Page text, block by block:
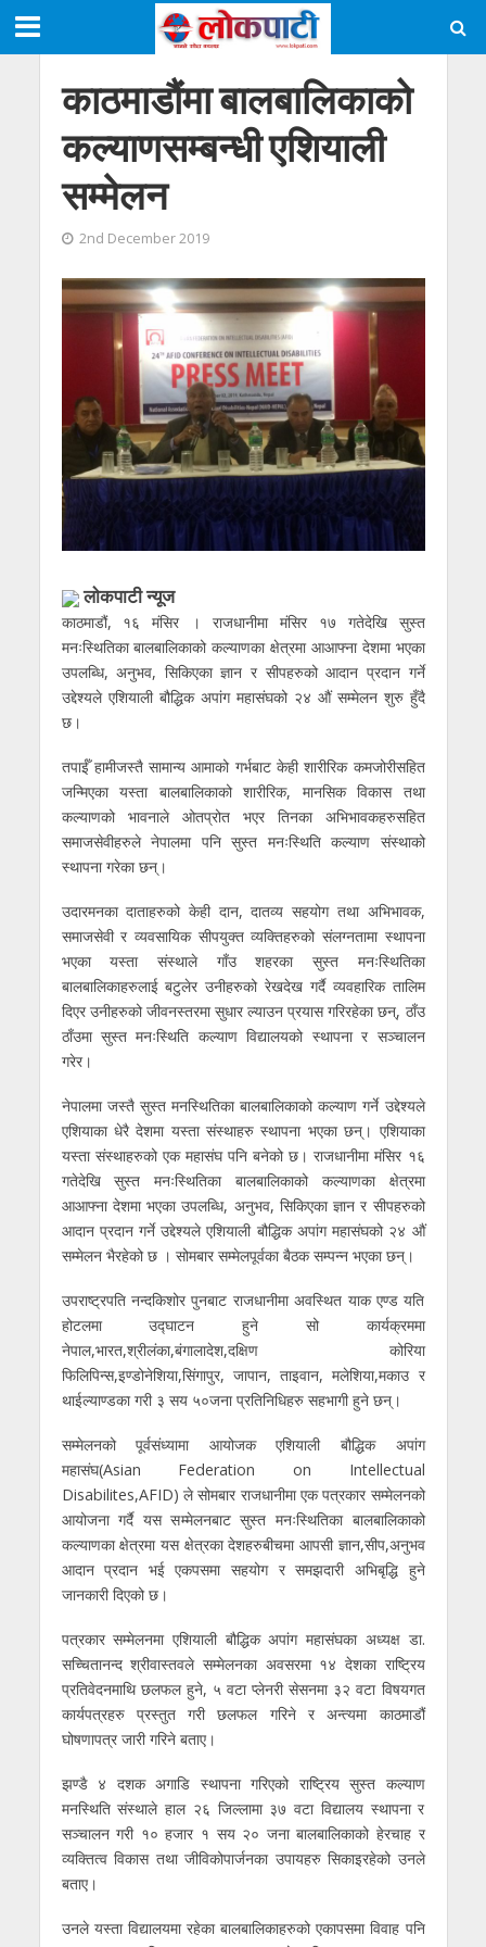
काठमाडौंमा बालबालिकाको
कल्याणसम्बन्धी एशियाली
सम्मेलन
2nd December 2019
लाेकपाटी न्यूज
काठमाडौं, १६ मंसिर । राजधानीमा मंसिर १७ गतेदेखि सुस्त
मनःस्थितिका बालबालिकाको कल्याणका क्षेत्रमा आआफ्ना देशमा भएका
उपलब्धि, अनुभव, सिकिएका ज्ञान र सीपहरुको आदान प्रदान गर्ने
उद्देश्यले एशियाली बौद्धिक अपांग महासंघको २४ औं सम्मेलन शुरु हुँदै
छ।
तपाईँ हामीजस्तै सामान्य आमाको गर्भबाट केही शारीरिक कमजोरीसहित
जन्मिएका यस्ता बालबालिकाको शारीरिक, मानसिक विकास तथा
कल्याणको भावनाले ओतप्रोत भएर तिनका अभिभावकहरुसहित
समाजसेवीहरुले नेपालमा पनि सुस्त मनःस्थिति कल्याण संस्थाको
स्थापना गरेका छन्।
उदारमनका दाताहरुको केही दान, दातव्य सहयोग तथा अभिभावक,
समाजसेवी र व्यवसायिक सीपयुक्त व्यक्तिहरुको संलग्नतामा स्थापना
भएका यस्ता संस्थाले गाँउ शहरका सुस्त मनःस्थितिका
बालबालिकाहरुलाई बटुलेर उनीहरुको रेखदेख गर्दै व्यवहारिक तालिम
दिएर उनीहरुको जीवनस्तरमा सुधार ल्याउन प्रयास गरिरहेका छन्, ठाँउ
ठाँउमा सुस्त मनःस्थिति कल्याण विद्यालयको स्थापना र सञ्चालन
गरेर।
नेपालमा जस्तै सुस्त मनस्थितिका बालबालिकाको कल्याण गर्ने उद्देश्यले
एशियाका धेरै देशमा यस्ता संस्थाहरु स्थापना भएका छन्। एशियाका
यस्ता संस्थाहरुको एक महासंघ पनि बनेको छ। राजधानीमा मंसिर १६
गतेदेखि सुस्त मनःस्थितिका बालबालिकाको कल्याणका क्षेत्रमा
आआफ्ना देशमा भएका उपलब्धि, अनुभव, सिकिएका ज्ञान र सीपहरुको
आदान प्रदान गर्ने उद्देश्यले एशियाली बौद्धिक अपांग महासंघको २४ औं
सम्मेलन भैरहेको छ । सोमबार सम्मेलपूर्वका बैठक सम्पन्न भएका छन्।
उपराष्ट्रपति नन्दकिशोर पुनबाट राजधानीमा अवस्थित याक एण्ड यति
होटलमा उद्घाटन हुने सो कार्यक्रममा
नेपाल,भारत,श्रीलंका,बंगालादेश,दक्षिण कोरिया
फिलिपिन्स,इण्डोनेशिया,सिंगापुर, जापान, ताइवान, मलेशिया,मकाउ र
थाईल्याण्डका गरी ३ सय ५०जना प्रतिनिधिहरु सहभागी हुने छन्।
सम्मेलनको पूर्वसंध्यामा आयोजक एशियाली बौद्धिक अपांग
महासंघ(Asian Federation on Intellectual
Disabilites,AFID) ले सोमबार राजधानीमा एक पत्रकार सम्मेलनको
आयोजना गर्दै यस सम्मेलनबाट सुस्त मनःस्थितिका बालबालिकाको
कल्याणका क्षेत्रमा यस क्षेत्रका देशहरुबीचमा आपसी ज्ञान,सीप,अनुभव
आदान प्रदान भई एकपसमा सहयोग र समझदारी अभिबृद्धि हुने
जानकारी दिएको छ।
पत्रकार सम्मेलनमा एशियाली बौद्धिक अपांग महासंघका अध्यक्ष डा.
सच्चितानन्द श्रीवास्तवले सम्मेलनका अवसरमा १४ देशका राष्ट्रिय
प्रतिवेदनमाथि छलफल हुने, ५ वटा प्लेनरी सेसनमा ३२ वटा विषयगत
कार्यपत्रहरु प्रस्तुत गरी छलफल गरिने र अन्त्यमा काठमाडौं
घोषणापत्र जारी गरिने बताए।
झण्डै ४ दशक अगाडि स्थापना गरिएको राष्ट्रिय सुस्त कल्याण
मनस्थिति संस्थाले हाल २६ जिल्लामा ३७ वटा विद्यालय स्थापना र
सञ्चालन गरी १० हजार १ सय २० जना बालबालिकाको हेरचाह र
व्यक्तित्व विकास तथा जीविकोपार्जनका उपायहरु सिकाइरहेको उनले
बताए।
उनले यस्ता विद्यालयमा रहेका बालबालिकाहरुको एकापसमा विवाह पनि